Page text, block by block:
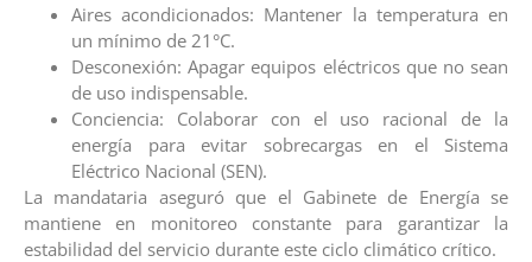
​Aires acondicionados: Mantener la temperatura en
un mínimo de 21°C.
​Desconexión: Apagar equipos eléctricos que no sean
de uso indispensable.
​Conciencia: Colaborar con el uso racional de la
energía para evitar sobrecargas en el Sistema
Eléctrico Nacional (SEN).
​La mandataria aseguró que el Gabinete de Energía se
mantiene en monitoreo constante para garantizar la
estabilidad del servicio durante este ciclo climático crítico.